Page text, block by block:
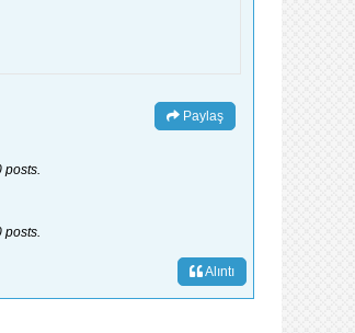
Paylaş
Alıntı